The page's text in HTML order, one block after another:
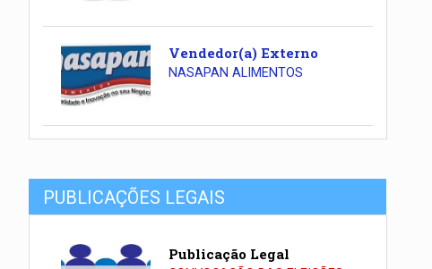
Vendedor(a) Externo
NASAPAN ALIMENTOS
PUBLICAÇÕES LEGAIS
Publicação Legal